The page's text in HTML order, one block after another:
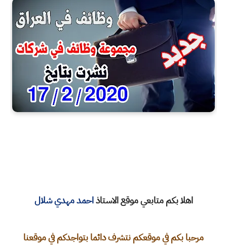
اهلا بكم متابعي موقع الاستاذاحمد مهدي شلال
مرحبا بكم في موقعكم نتشرف دائما بتواجدكم في موقعنا